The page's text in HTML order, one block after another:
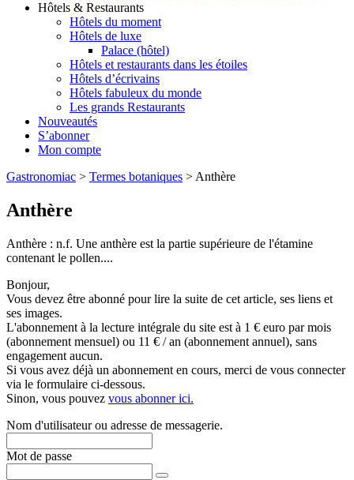
Hôtels & Restaurants
Hôtels du moment
Hôtels de luxe
Palace (hôtel)
Hôtels et restaurants dans les étoiles
Hôtels d’écrivains
Hôtels fabuleux du monde
Les grands Restaurants
Nouveautés
S’abonner
Mon compte
Gastronomiac > Termes botaniques > Anthère
Anthère
Anthère : n.f. Une anthère est la partie supérieure de l'étamine
contenant le pollen....
Bonjour,
Vous devez être abonné pour lire la suite de cet article, ses liens et
ses images.
L'abonnement à la lecture intégrale du site est à 1 € euro par mois
(abonnement mensuel) ou 11 € / an (abonnement annuel), sans
engagement aucun.
Si vous avez déjà un abonnement en cours, merci de vous connecter
via le formulaire ci-dessous.
Sinon, vous pouvez vous abonner ici.
Nom d'utilisateur ou adresse de messagerie.
Mot de passe